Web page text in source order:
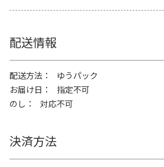
配送情報
配送方法
ゆうパック
お届け日
指定不可
のし
対応不可
決済方法